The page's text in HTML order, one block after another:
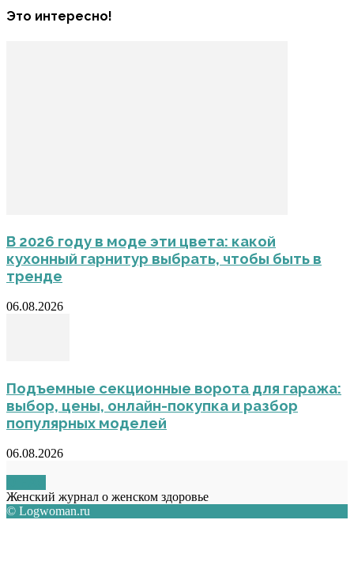
Это интересно!
В 2026 году в моде эти цвета: какой
кухонный гарнитур выбрать, чтобы быть в
тренде
06.08.2026
Подъемные секционные ворота для гаража:
выбор, цены, онлайн-покупка и разбор
популярных моделей
06.08.2026
Женский журнал о женском здоровье
© Logwoman.ru